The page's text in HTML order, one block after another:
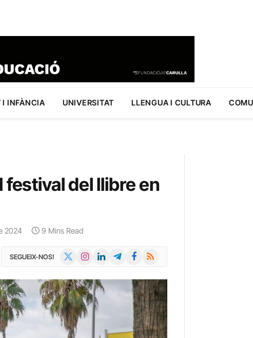
I INFÀNCIA UNIVERSITAT LLENGUA I CULTURA
festival del llibre en
2024 9 Mins Read
SEGUEIX-NOS! InstagramLinkedInTelegramFacebook
RSS